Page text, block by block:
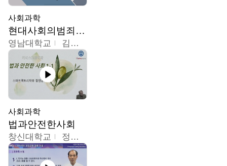
사회과학
현대사회의범죄와형사정책
영남대학교 김혜정
사회과학
법과안전한사회
창신대학교 정연균